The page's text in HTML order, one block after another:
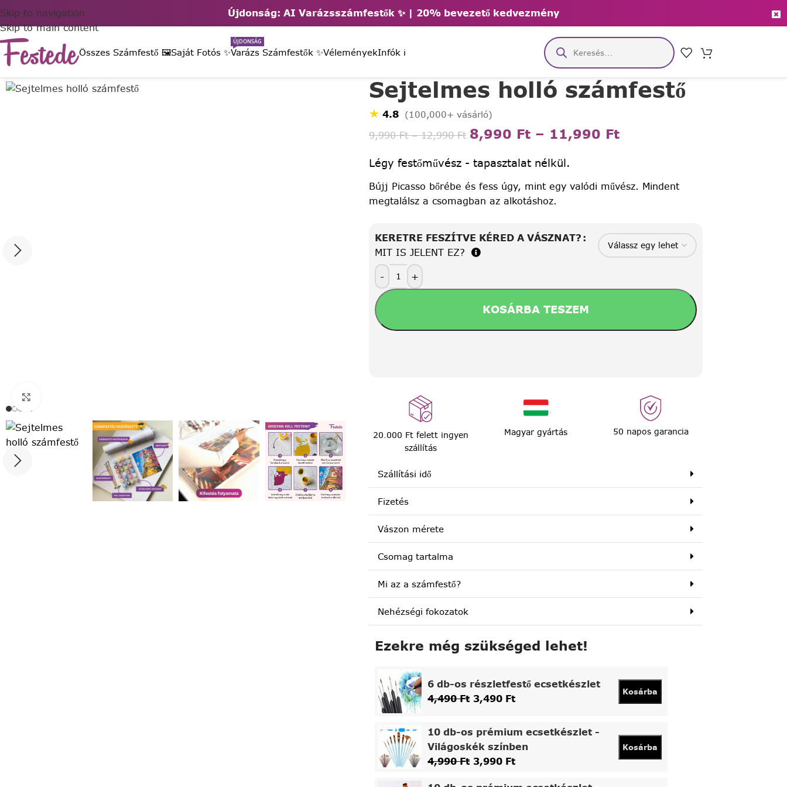
Újdonság: AI Varázsszámfestők ✨ | 20% bevezető kedvezmény
Skip to navigation
Skip to main content
Összes Számfestő 🖼️Saját Fotós ✨Varázs Számfestők ✨
ÚJDONSÁG
VéleményekInfók ℹ️
Sejtelmes holló számfestő
★ 4.8 (100,000+ vásárló)
9,990Ft – 12,990Ft 8,990 Ft – 11,990 Ft
Légy festőművész - tapasztalat nélkül.
Bújj Picasso bőrébe és fess úgy, mint egy valódi művész. Mindent
megtalálsz a csomagban az alkotáshoz.
KERETRE FESZÍTVE KÉRED A VÁSZNAT?
MIT IS JELENT EZ?
-
+
KOSÁRBA TESZEM
20.000 Ft felett ingyen
szállítás
Magyar gyártás 50 napos garancia
Szállítási idő
Fizetés
Vászon mérete
Csomag tartalma
Mi az a számfestő?
Nehézségi fokozatok
Ezekre még szükséged lehet!
6 db-os részletfestő ecsetkészlet
4,490Ft 3,490 Ft
Kosárba
10 db-os prémium ecsetkészlet -
Világoskék színben
4,990Ft 3,990 Ft
Kosárba